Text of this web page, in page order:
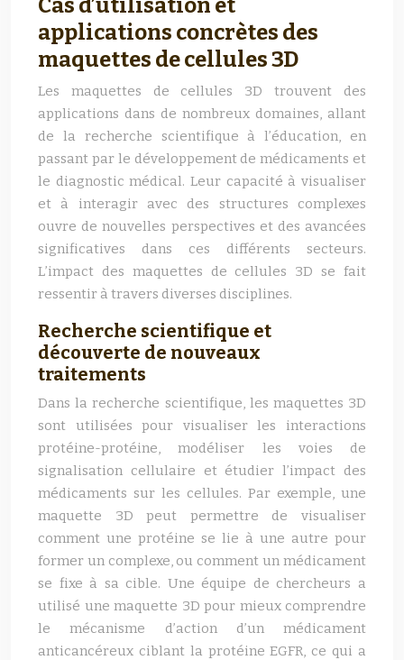
Cas d’utilisation et
applications concrètes des
maquettes de cellules 3D
Les maquettes de cellules 3D trouvent des
applications dans de nombreux domaines, allant
de la recherche scientifique à l’éducation, en
passant par le développement de médicaments et
le diagnostic médical. Leur capacité à visualiser
et à interagir avec des structures complexes
ouvre de nouvelles perspectives et des avancées
significatives dans ces différents secteurs.
L’impact des maquettes de cellules 3D se fait
ressentir à travers diverses disciplines.
Recherche scientifique et
découverte de nouveaux
traitements
Dans la recherche scientifique, les maquettes 3D
sont utilisées pour visualiser les interactions
protéine-protéine, modéliser les voies de
signalisation cellulaire et étudier l’impact des
médicaments sur les cellules. Par exemple, une
maquette 3D peut permettre de visualiser
comment une protéine se lie à une autre pour
former un complexe, ou comment un médicament
se fixe à sa cible. Une équipe de chercheurs a
utilisé une maquette 3D pour mieux comprendre
le mécanisme d’action d’un médicament
anticancéreux ciblant la protéine EGFR, ce qui a